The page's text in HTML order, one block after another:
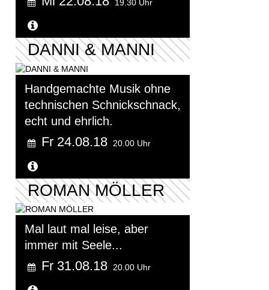
19.30 Uhr
DANNI & MANNI
Handgemachte Musik ohne
technischen Schnickschnack,
echt und ehrlich.
Fr 24.08.18 20.00 Uhr
ROMAN MÖLLER
Mal laut mal leise, aber
immer mit Seele...
Fr 31.08.18 20.00 Uhr